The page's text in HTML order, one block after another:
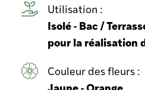
Utilisation :
Isolé - Bac /
pour la réalisation
Couleur des fleurs :